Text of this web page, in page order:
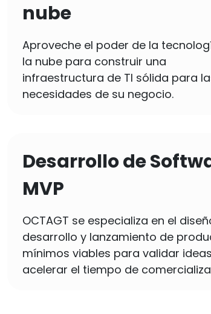
nube
Aproveche el poder de la
la nube para construir una
infraestructura de TI sólida para
necesidades de su negocio.
Desarrollo de
MVP
OCTAGT se especializa en el
desarrollo y lanzamiento de
mínimos viables para validar
acelerar el tiempo de